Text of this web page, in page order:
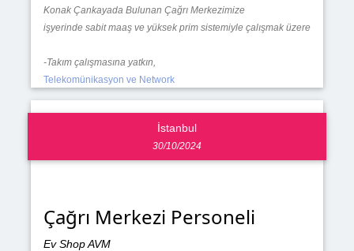
Konak Çankayada Bulunan Çağrı Merkezimize
işyerinde sabit maaş ve yüksek prim sistemiyle çalışmak üzere
-Takım çalışmasına yatkın,
Telekomünikasyon ve Network
İstanbul
30/10/2024
Çağrı Merkezi Personeli
Ev Shop AVM